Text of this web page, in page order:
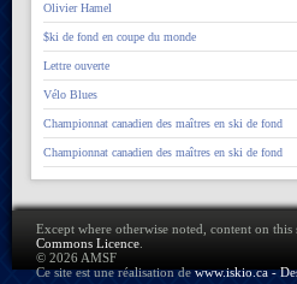
Olivier Hamel
$ki de fond en coupe du monde
Lettre ouverte
Vélo Blues
Championnat canadien des maîtres en ski de fond
Championnat canadien des maîtres en ski de fond
Except where otherwise noted, content on this
Commons Licence
© 2026 AMSF
Ce site est une réalisation dewww.iskio.ca -